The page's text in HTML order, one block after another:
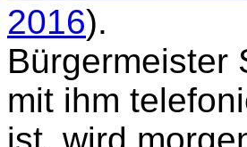
2016).
Bürgermeister
mit ihm